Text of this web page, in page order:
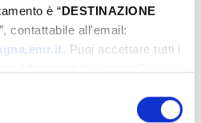
è “DESTINAZIONE
”, contattabile all'email:
. Puoi accettare tutti i
clic su “Personalizza”.
del parco Oltremare fra
fra animali e grandi
completo:
Clicca